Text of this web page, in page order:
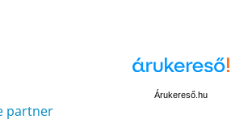
Árukereső.hu
partner